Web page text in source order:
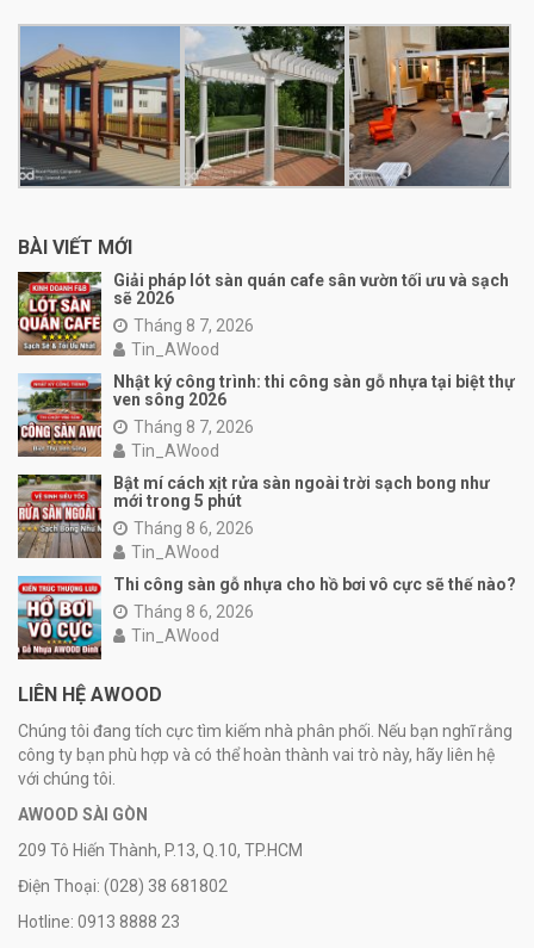
BÀI VIẾT MỚI
Giải pháp lót sàn quán cafe sân vườn tối ưu và sạch
sẽ 2026
Tháng 8 7, 2026
Tin_AWood
Nhật ký công trình: thi công sàn gỗ nhựa tại biệt thự
ven sông 2026
Tháng 8 7, 2026
Tin_AWood
Bật mí cách xịt rửa sàn ngoài trời sạch bong như
mới trong 5 phút
Tháng 8 6, 2026
Tin_AWood
Thi công sàn gỗ nhựa cho hồ bơi vô cực sẽ thế nào?
Tháng 8 6, 2026
Tin_AWood
LIÊN HỆ AWOOD
Chúng tôi đang tích cực tìm kiếm nhà phân phối. Nếu bạn nghĩ rằng
công ty bạn phù hợp và có thể hoàn thành vai trò này, hãy liên hệ
với chúng tôi.
AWOOD SÀI GÒN
209 Tô Hiến Thành, P.13, Q.10, TP.HCM
Điện Thoại: (028) 38 681802
Hotline: 0913 8888 23